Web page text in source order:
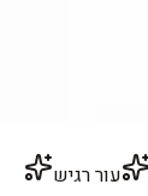
עור רגיש